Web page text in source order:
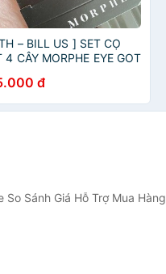
– BILL US ] SET CỌ
4 CÂY MORPHE EYE GOT
đ
Sánh Giá Hỗ Trợ Mua Hàng